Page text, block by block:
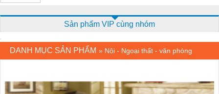
Sản phẩm VIP cùng nhóm
DANH MỤC SẢN PHẨM » Nội - Ngoại thất - văn phòng